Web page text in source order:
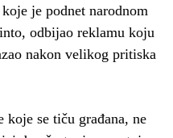
je podnet narodnom
odbijao reklamu koju
nakon velikog pritiska
koje se tiču građana, ne